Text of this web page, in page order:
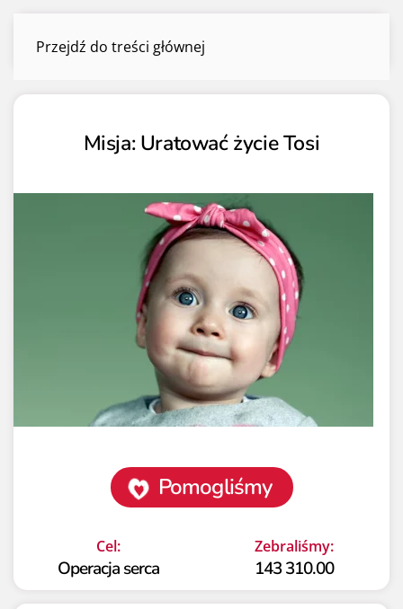
Przejdź do treści głównejZbiórki zakończone
Misja: Uratować życie Tosi
Pomogliśmy
Cel:
Operacja serca
Zebraliśmy:
143 310.00